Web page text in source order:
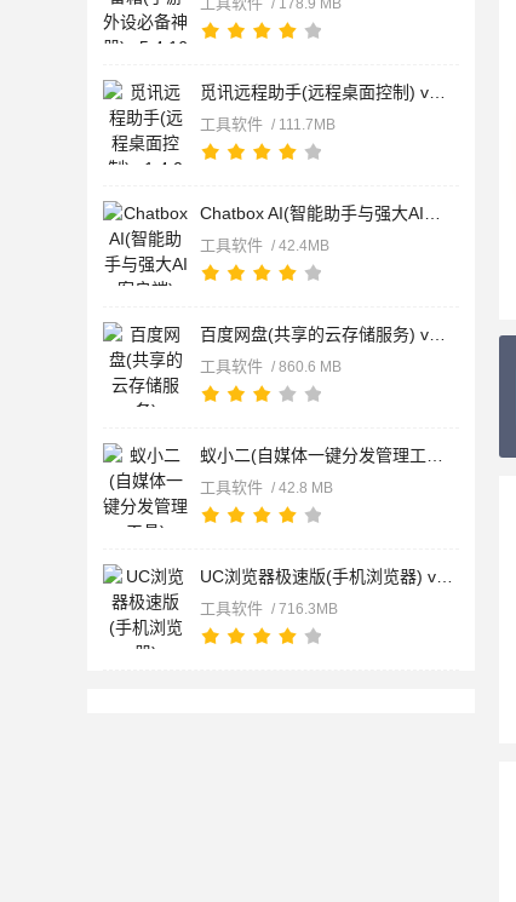
/ 178.9 MB
工具软件 / 111.7MB
工具软件 / 42.4MB
工具软件 / 860.6 MB
工具软件 / 42.8 MB
工具软件 / 716.3MB